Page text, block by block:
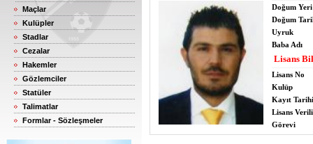
Maçlar
Kulüpler
Stadlar
Cezalar
Hakemler
Gözlemciler
Statüler
Talimatlar
Formlar - Sözleşmeler
Doğum Yeri
Doğum
Uyruk
Baba Adı
Lisans
Lisans No
Kulüp
Kayıt Tarihi
Lisans
Görevi